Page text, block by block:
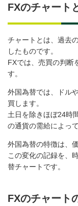
FXのチャート
チャートとは、過去
したものです。
FXでは、売買の判断
す。
外国為替では、ドル
買します。
土日を除きほぼ24時
の通貨の需給によっ
外国為替の特徴は、
この変化の記録を、
替チャートです。
FXのチャート